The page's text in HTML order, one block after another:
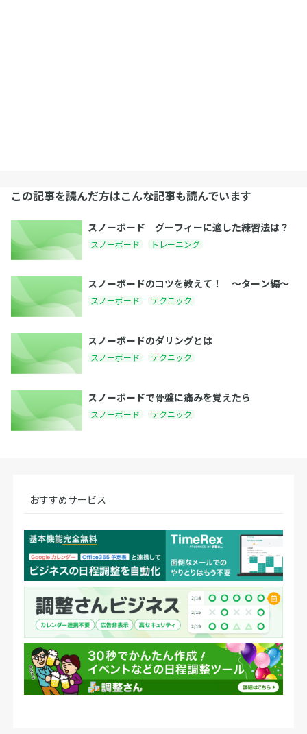
この記事を読んだ方はこんな記事も読んでいます
スノーボード グーフィーに適した練習法は？
スノーボード トレーニング
スノーボードのコツを教えて！ 〜ターン編〜
スノーボード テクニック
スノーボードのダリングとは
スノーボード テクニック
スノーボードで骨盤に痛みを覚えたら
スノーボード テクニック
おすすめサービス